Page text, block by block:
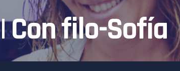
Con filo-Sofía